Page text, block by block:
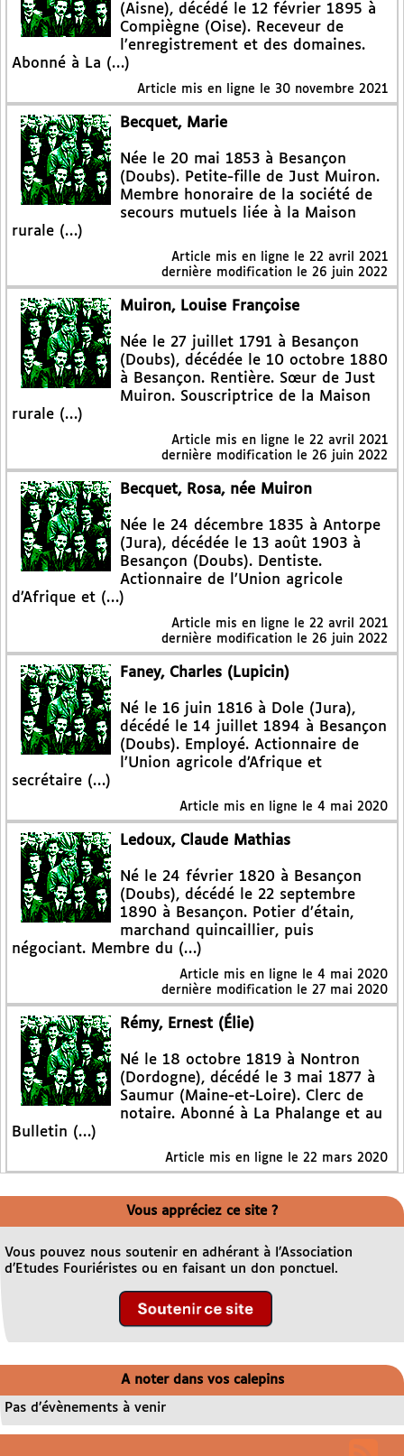
(Aisne), décédé le 12 février 1895 à
Compiègne (Oise). Receveur de
l’enregistrement et des domaines.
Abonné à La (…)
Article mis en ligne le 30 novembre 2021
Becquet, Marie
Née le 20 mai 1853 à Besançon
(Doubs). Petite-fille de Just Muiron.
Membre honoraire de la société de
secours mutuels liée à la Maison
rurale (…)
Article mis en ligne le 22 avril 2021
dernière modification le 26 juin 2022
Muiron, Louise Françoise
Née le 27 juillet 1791 à Besançon
(Doubs), décédée le 10 octobre 1880
à Besançon. Rentière. Sœur de Just
Muiron. Souscriptrice de la Maison
rurale (…)
Article mis en ligne le 22 avril 2021
dernière modification le 26 juin 2022
Becquet, Rosa, née Muiron
Née le 24 décembre 1835 à Antorpe
(Jura), décédée le 13 août 1903 à
Besançon (Doubs). Dentiste.
Actionnaire de l’Union agricole
d’Afrique et (…)
Article mis en ligne le 22 avril 2021
dernière modification le 26 juin 2022
Faney, Charles (Lupicin)
Né le 16 juin 1816 à Dole (Jura),
décédé le 14 juillet 1894 à Besançon
(Doubs). Employé. Actionnaire de
l’Union agricole d’Afrique et
secrétaire (…)
Article mis en ligne le 4 mai 2020
Ledoux, Claude Mathias
Né le 24 février 1820 à Besançon
(Doubs), décédé le 22 septembre
1890 à Besançon. Potier d’étain,
marchand quincaillier, puis
négociant. Membre du (…)
Article mis en ligne le 4 mai 2020
dernière modification le 27 mai 2020
Rémy, Ernest (Élie)
Né le 18 octobre 1819 à Nontron
(Dordogne), décédé le 3 mai 1877 à
Saumur (Maine-et-Loire). Clerc de
notaire. Abonné à La Phalange et au
Bulletin (…)
Article mis en ligne le 22 mars 2020
Vous appréciez ce site ?
Vous pouvez nous soutenir en adhérant à l’Association
d’Etudes Fouriéristes ou en faisant un don ponctuel.
A noter dans vos calepins
Pas d’évènements à venir